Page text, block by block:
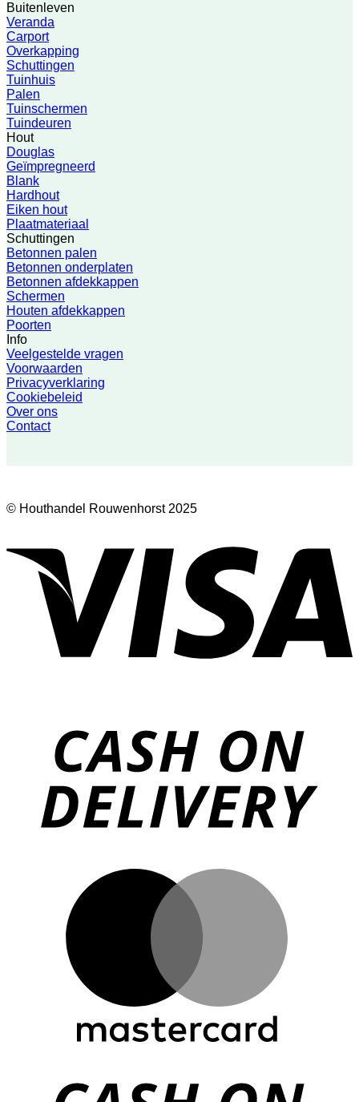
Buitenleven
Veranda
Carport
Overkapping
Schuttingen
Tuinhuis
Palen
Tuinschermen
Tuindeuren
Hout
Douglas
Geïmpregneerd
Blank
Hardhout
Eiken hout
Plaatmateriaal
Schuttingen
Betonnen palen
Betonnen onderplaten
Betonnen afdekkappen
Schermen
Houten afdekkappen
Poorten
Info
Veelgestelde vragen
Voorwaarden
Privacyverklaring
Cookiebeleid
Over ons
Contact
© Houthandel Rouwenhorst 2025